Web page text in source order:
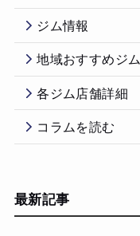
ジム情報
地域おすすめジム
各ジム店舗詳細
コラムを読む
最新記事